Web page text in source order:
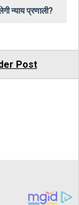
न्याय प्रणाली?
Post